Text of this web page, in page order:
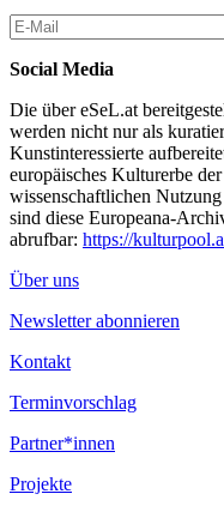
Öffnungszeiten: Sa. 14.00-
14.00-16.00 Uhr
...Mehr lesen
Social Media
Die über eSeL.at
werden nicht nur als
Kunstinteressierte
europäisches Kulturerbe
wissenschaftlichen
sind diese Europeana-
abrufbar: https://
Über uns
Newsletter abonnieren
Kontakt
Terminvorschlag
Partner*innen
Projekte